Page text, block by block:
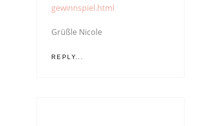
gewinnspiel.html
Grüßle Nicole
REPLY...